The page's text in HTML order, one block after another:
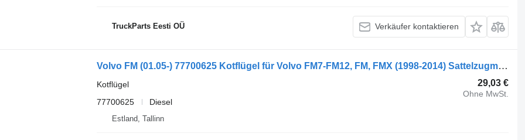
TruckParts Eesti OÜ Verkäufer kontaktieren
Volvo FM (01.05-) 77700625 Kotflügel für Volvo FM7-FM12, FM, FMX (1998-2014) Sattelzugmaschine
29,03 €
Ohne MwSt.
Kotflügel
77700625
Diesel
Estland, Tallinn